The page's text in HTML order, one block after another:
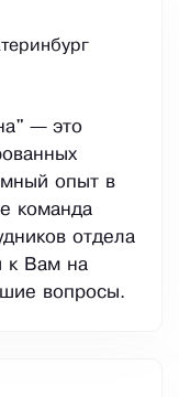
— это
опыт в
команда
отдела
к Вам на
вопросы.